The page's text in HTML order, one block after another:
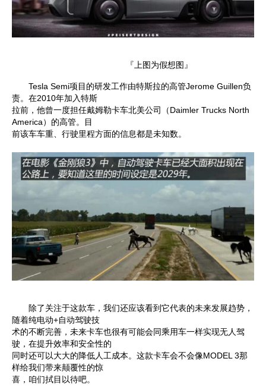
『上图为假想图』
Tesla Semi项目的研发工作由特斯拉的高管Jerome Guillen负
责。在2010年加入特斯
拉前，他曾一度担任戴姆勒卡车北美公司（Daimler Trucks North
America）的高管。目
前该车车重、行驶里程方面的信息都是未知数。
除了关注于这款车，我们还应该看到它代表的未来发展趋势，
随着纯电动+自动驾驶技
术的不断完善，未来卡车也很有可能会同乘用车一样实现无人驾
驶，在提升效率和安全性的
同时还可以大大的降低人工成本。这款卡车会不会像MODEL 3那
样给我们带来颠覆性的惊
喜，咱们拭目以待吧。